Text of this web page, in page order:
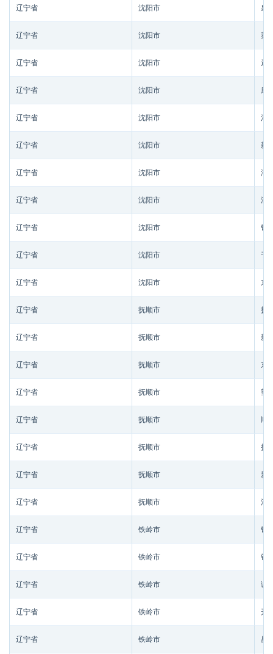
辽宁省 沈阳市 皇
辽宁省 沈阳市 苏
辽宁省 沈阳市 辽
辽宁省 沈阳市 康
辽宁省 沈阳市 法
辽宁省 沈阳市 新
辽宁省 沈阳市 浑
辽宁省 沈阳市 沈
辽宁省 沈阳市 铁
辽宁省 沈阳市 于
辽宁省 沈阳市 东
辽宁省 抚顺市 抚
辽宁省 抚顺市 新
辽宁省 抚顺市 东
辽宁省 抚顺市 望
辽宁省 抚顺市 顺
辽宁省 抚顺市 抚
辽宁省 抚顺市 新
辽宁省 抚顺市 清
辽宁省 铁岭市 铁
辽宁省 铁岭市 铁
辽宁省 铁岭市 调
辽宁省 铁岭市 开
辽宁省 铁岭市 昌